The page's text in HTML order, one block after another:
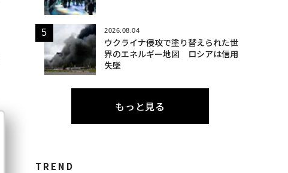
2026.08.04
ウクライナ侵攻で塗り替えられた世
界のエネルギー地図 ロシアは信用
失墜
もっと見る
TREND